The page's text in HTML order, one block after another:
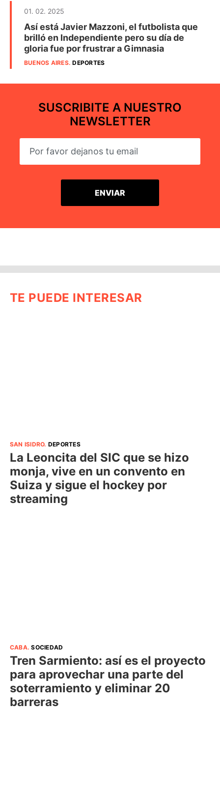
01. 02. 2025
Así está Javier Mazzoni, el futbolista que
brilló en Independiente pero su día de
gloria fue por frustrar a Gimnasia
BUENOS AIRES.DEPORTES
SUSCRIBITE A NUESTRO
NEWSLETTER
TE PUEDE INTERESAR
SAN ISIDRO. DEPORTES
La Leoncita del SIC que se hizo
monja, vive en un convento en
Suiza y sigue el hockey por
streaming
CABA.SOCIEDAD
Tren Sarmiento: así es el proyecto
para aprovechar una parte del
soterramiento y eliminar 20
barreras